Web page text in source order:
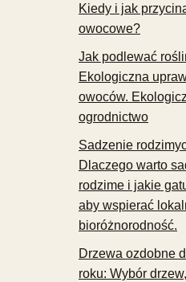
Kiedy i jak
owocowe?
Jak podlewać
Ekologiczna
owoców.
ogrodnictwo
Sadzenie
Dlaczego warto
rodzime i jakie
aby wspierać
bioróżnorodność.
Drzewa ozdobne
roku: Wybór